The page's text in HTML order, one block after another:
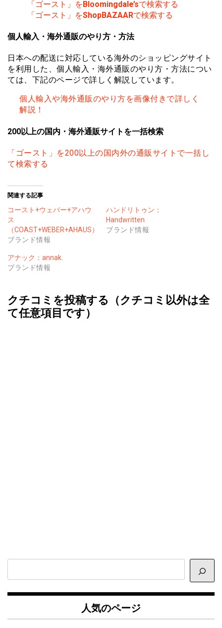
「ゴースト」をBloomingdale’sで検索する
「ゴースト」をShopBAZAARで検索する
個人輸入・海外通販のやり方・方法
日本への配送に対応している海外のショッピングサイト
を利用した、個人輸入・海外通販のやり方・方法につい
ては、下記のページで詳しく解説しています。
個人輸入や海外通販のやり方を画像付きで詳しく
解説！
200以上の国内・海外通販サイトを一括検索
「ゴースト」を200以上の国内外の通販サイトで一括し
て検索する
関連する記事
コースト+ウェバー+アハウ
ス
（COAST+WEBER+AHAUS）
ブランド情報
ハンドリトゥン：
Handwritten
ブランド情報
アナック：annak.
ブランド情報
クチコミを投稿する（クチコミ以外は全
て任意項目です）
サ
内
索
人気のページ